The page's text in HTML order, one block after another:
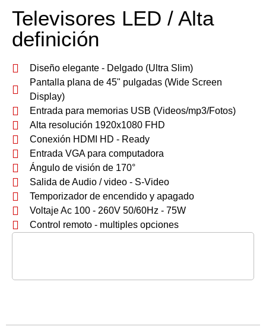
Televisores LED / Alta
definición
Diseño elegante - Delgado (Ultra Slim)
Pantalla plana de 45" pulgadas (Wide Screen
Display)
Entrada para memorias USB (Videos/mp3/Fotos)
Alta resolución 1920x1080 FHD
Conexión HDMI HD - Ready
Entrada VGA para computadora
Ángulo de visión de 170°
Salida de Audio / video - S-Video
Temporizador de encendido y apagado
Voltaje Ac 100 - 260V 50/60Hz - 75W
Control remoto - multiples opciones